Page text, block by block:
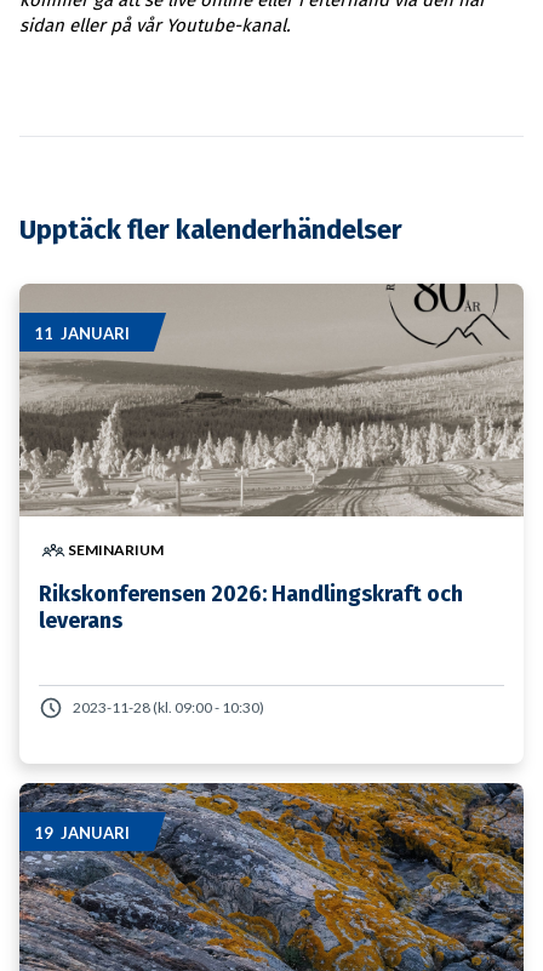
sidan eller på vår Youtube-kanal.
Upptäck fler kalenderhändelser
11 JANUARI
SEMINARIUM
Rikskonferensen 2026: Handlingskraft och
leverans
2023-11-28 (kl. 09:00 - 10:30)
19 JANUARI